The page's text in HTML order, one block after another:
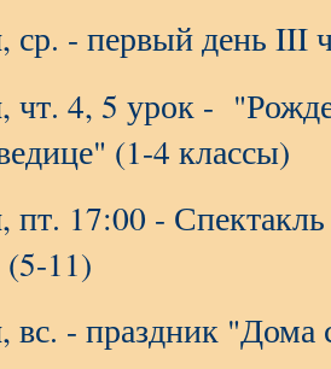
, ср. - первый день III
, чт. 4, 5 урок -
(1-4 классы)
, пт. 17:00 -
11)
, вс. - праздник "Дома